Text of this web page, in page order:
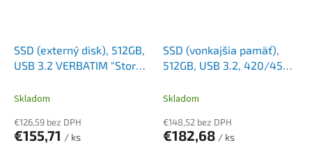
SSD (externý disk), 512GB,
USB 3.2 VERBATIM "Store
Skladom
€126,59 bez DPH
€155,71 / ks
SSD (vonkajšia pamäť),
512GB, USB 3.2, 420/450
Skladom
€148,52 bez DPH
€182,68 / ks